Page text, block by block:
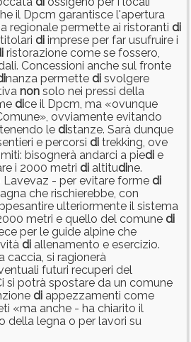
il Dpcm garantisce l'apertura
regionale permette ai ristoranti di
di imprese per far usufruire i
ristorazione come se fossero,
Concessioni anche sul fronte
nanza permette di svolgere
non solo nei pressi della
dice il Dpcm, ma «ovunque
ovviamente evitando
le distanze. Sarà dunque
e percorsi di trekking, ove
bisognerà andarci a piedi e
i 2000 metri di altitudine.
- per evitare forme di
che rischierebbe, con
ulteriormente il sistema
metri e quello del comune di
per le guide alpine che
di allenamento e esercizio.
caccia, si ragionerà
futuri recuperi del
si potrà spostare da un comune
di appezzamenti come
«ma anche - ha chiarito il
della legna o per lavori su